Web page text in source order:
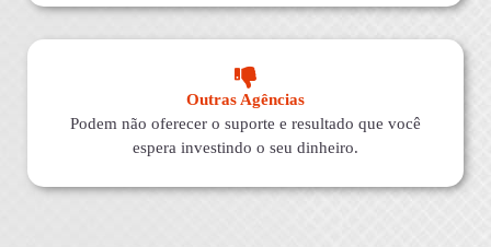
Outras Agências
Podem não oferecer o suporte e resultado que você
espera investindo o seu dinheiro.